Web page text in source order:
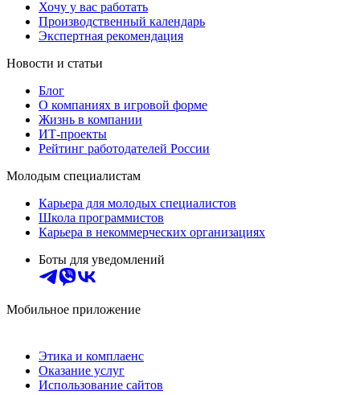
Хочу у вас работать
Производственный календарь
Экспертная рекомендация
Новости и статьи
Блог
О компаниях в игровой форме
Жизнь в компании
ИТ-проекты
Рейтинг работодателей России
Молодым специалистам
Карьера для молодых специалистов
Школа программистов
Карьера в некоммерческих организациях
Боты для уведомлений
Мобильное приложение
Этика и комплаенс
Оказание услуг
Использование сайтов